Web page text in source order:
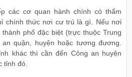
các cơ quan hành chính có thẩm
chính thức nơi cư trú là gì. Nếu nơi
phố đặc biệt (trực thuộc Trung
quận, huyện hoặc tương đương.
khác thì cần đến Công an huyện
tỉnh đó.